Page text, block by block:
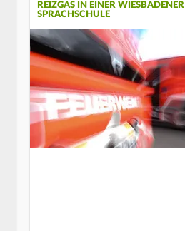
REIZGAS IN EINER WIESBADENER
SPRACHSCHULE